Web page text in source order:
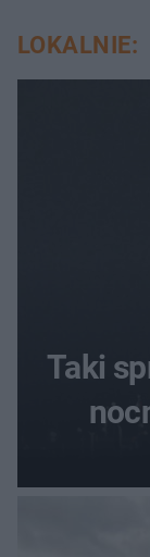
LOKALNIE:
Taki